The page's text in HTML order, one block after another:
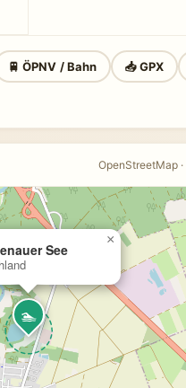
🚆 ÖPNV / Bahn 📥 GPX
OpenStreetMap
🏊
See
×